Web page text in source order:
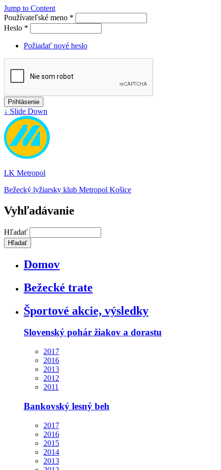
Jump to Content
Používateľské meno *
Heslo *
Požiadať nové heslo
↓ Slide Down
LK Metropol
Bežecký lyžiarsky klub Metropol Košice
Vyhľadávanie
Hľadať
Domov
Bežecké trate
Športové akcie, výsledky
Slovenský pohár žiakov a dorastu
2017
2016
2013
2012
2011
Bankovský lesný beh
2017
2016
2015
2014
2013